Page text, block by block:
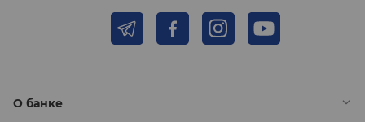
О банке